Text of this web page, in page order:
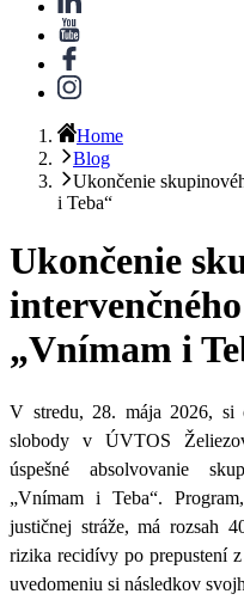
Home
Blog
Ukončenie
i Teba“
Ukončenie
„Vnímam i
V stredu, 28. mája 2026, si
slobody v ÚVTOS
úspešné absolvovanie
„Vnímam i Teba“.
justičnej stráže, má rozsah
rizika recidívy po prepustení
uvedomeniu si následkov